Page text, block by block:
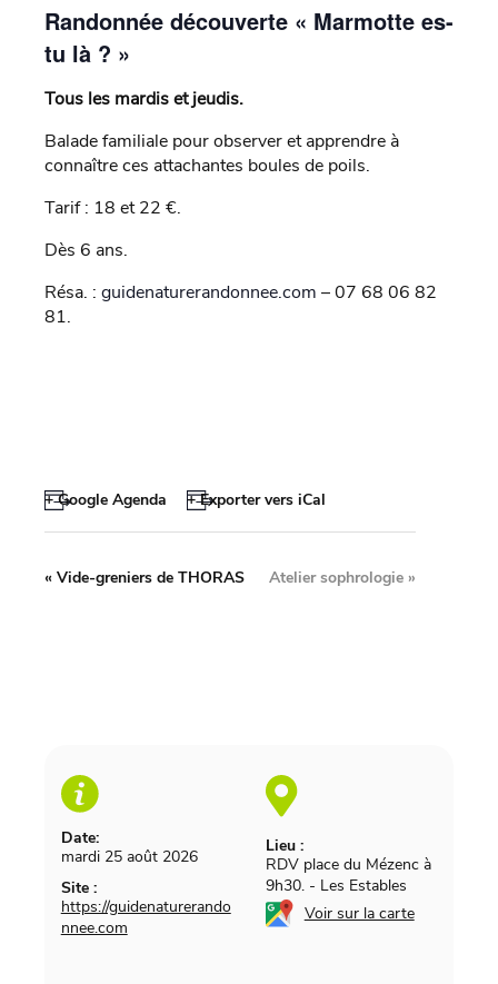
Randonnée découverte « Marmotte es-
tu là ? »
Tous les mardis et jeudis.
Balade familiale pour observer et apprendre à
connaître ces attachantes boules de poils.
Tarif : 18 et 22 €.
Dès 6 ans.
Résa. : guidenaturerandonnee.com – 07 68 06 82
81.
+ Google Agenda + Exporter vers iCal
Date:
mardi 25 août 2026
Site :
https://guidenaturerando
nnee.com
Lieu :
RDV place du Mézenc à
9h30. - Les Estables
Voir sur la carte
« Vide-greniers de THORAS Atelier sophrologie »